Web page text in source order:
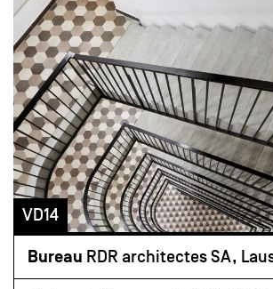
VD14
Bureau RDR architectes SA,